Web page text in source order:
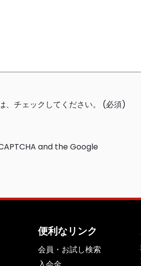
、チェックしてください。 (必須)
and the Google
便利なリンク
会員・お試し検索